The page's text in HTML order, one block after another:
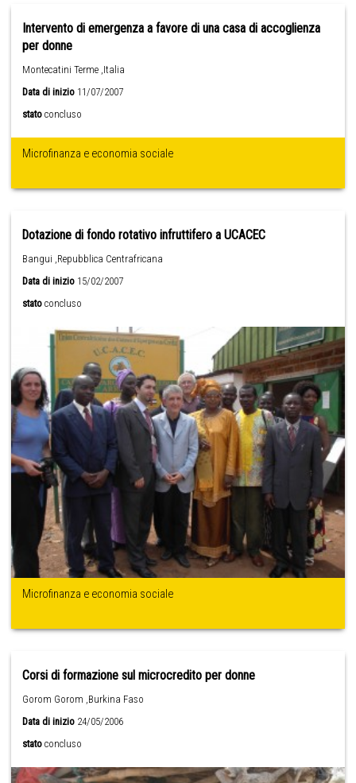
Intervento di emergenza a favore di una casa di accoglienza
per donne
Montecatini Terme ,Italia
Data di inizio 11/07/2007
stato concluso
Microfinanza e economia sociale
Dotazione di fondo rotativo infruttifero a UCACEC
Bangui ,Repubblica Centrafricana
Data di inizio 15/02/2007
stato concluso
Microfinanza e economia sociale
Corsi di formazione sul microcredito per donne
Gorom Gorom ,Burkina Faso
Data di inizio 24/05/2006
stato concluso